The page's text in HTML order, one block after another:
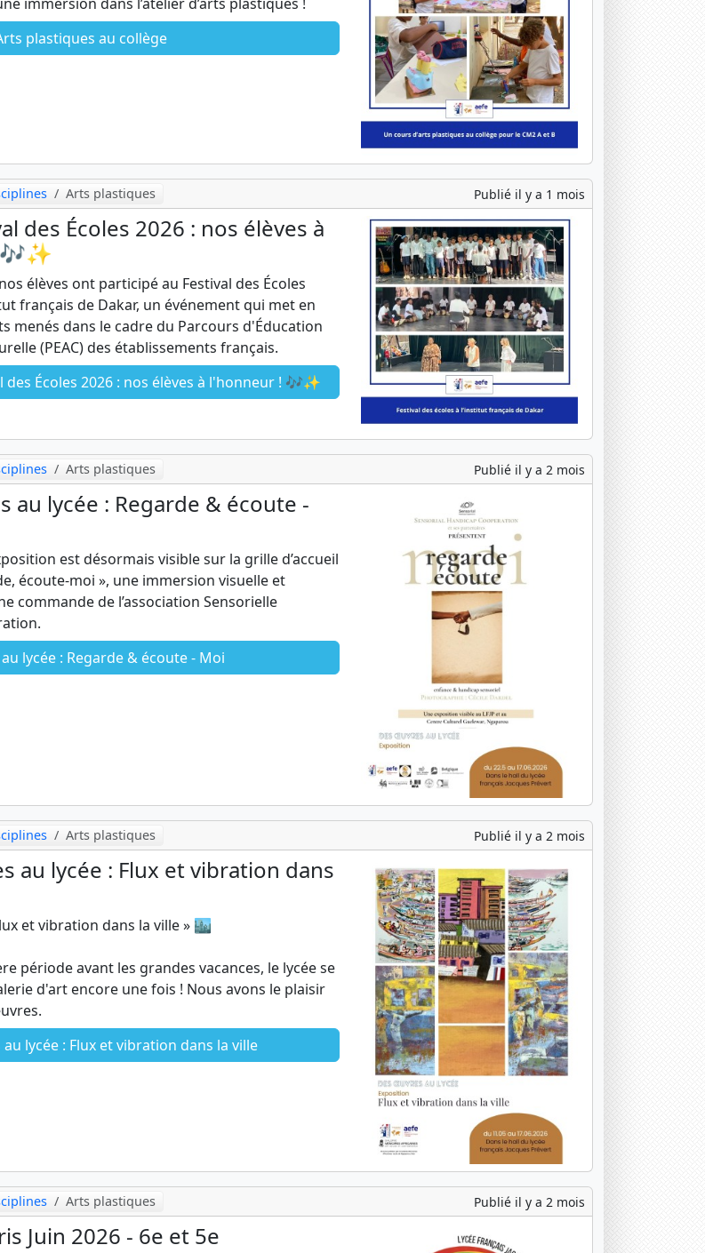
plastiques au collège
Arts plastiques Publié il y a 1 mois
des Écoles 2026 : nos élèves à
élèves ont participé au Festival des Écoles
français de Dakar, un événement qui met en
menés dans le cadre du Parcours d'Éducation
(PEAC) des établissements français.
des Écoles 2026 : nos élèves à l'honneur ! 🎶✨
Arts plastiques Publié il y a 2 mois
au lycée : Regarde & écoute -
est désormais visible sur la grille d’accueil
écoute-moi », une immersion visuelle et
commande de l’association Sensorielle
lycée : Regarde & écoute - Moi
Arts plastiques Publié il y a 2 mois
au lycée : Flux et vibration dans
et vibration dans la ville » 🏙️
période avant les grandes vacances, le lycée se
d'art encore une fois ! Nous avons le plaisir
au lycée : Flux et vibration dans la ville
Arts plastiques Publié il y a 2 mois
Juin 2026 - 6e et 5e